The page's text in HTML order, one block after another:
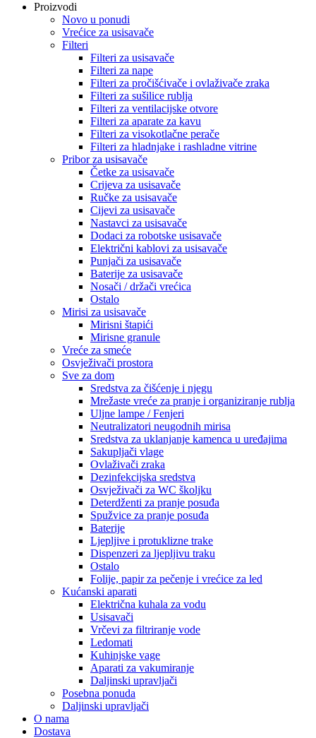
Proizvodi
Novo u ponudi
Vrećice za usisavače
Filteri
Filteri za usisavače
Filteri za nape
Filteri za pročišćivače i ovlaživače zraka
Filteri za sušilice rublja
Filteri za ventilacijske otvore
Filteri za aparate za kavu
Filteri za visokotlačne perače
Filteri za hladnjake i rashladne vitrine
Pribor za usisavače
Četke za usisavače
Crijeva za usisavače
Ručke za usisavače
Cijevi za usisavače
Nastavci za usisavače
Dodaci za robotske usisavače
Električni kablovi za usisavače
Punjači za usisavače
Baterije za usisavače
Nosači / držači vrećica
Ostalo
Mirisi za usisavače
Mirisni štapići
Mirisne granule
Vreće za smeće
Osvježivači prostora
Sve za dom
Sredstva za čišćenje i njegu
Mrežaste vreće za pranje i organiziranje rublja
Uljne lampe / Fenjeri
Neutralizatori neugodnih mirisa
Sredstva za uklanjanje kamenca u uređajima
Sakupljači vlage
Ovlaživači zraka
Dezinfekcijska sredstva
Osvježivači za WC školjku
Deterdženti za pranje posuđa
Spužvice za pranje posuđa
Baterije
Ljepljive i protuklizne trake
Dispenzeri za ljepljivu traku
Ostalo
Folije, papir za pečenje i vrećice za led
Kućanski aparati
Električna kuhala za vodu
Usisavači
Vrčevi za filtriranje vode
Ledomati
Kuhinjske vage
Aparati za vakumiranje
Daljinski upravljači
Posebna ponuda
Daljinski upravljači
O nama
Dostava